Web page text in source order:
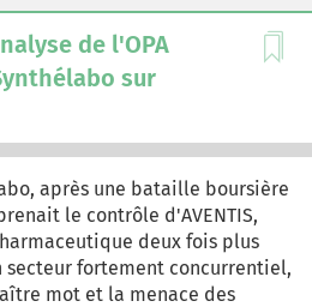
de l'OPA
sur
après une bataille boursière
le contrôle d'AVENTIS,
deux fois plus
secteur fortement concurrentiel,
mot et la menace des